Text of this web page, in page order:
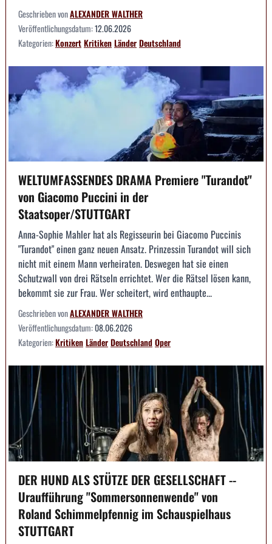
Geschrieben vonALEXANDER WALTHER
Veröffentlichungsdatum:12.06.2026
Kategorien:KonzertKritikenLänderDeutschland
WELTUMFASSENDES DRAMA Premiere "Turandot"
von Giacomo Puccini in der
Staatsoper/STUTTGART
Anna-Sophie Mahler hat als Regisseurin bei Giacomo Puccinis
"Turandot" einen ganz neuen Ansatz. Prinzessin Turandot will sich
nicht mit einem Mann verheiraten. Deswegen hat sie einen
Schutzwall von drei Rätseln errichtet. Wer die Rätsel lösen kann,
bekommt sie zur Frau. Wer scheitert, wird enthaupte...
Geschrieben vonALEXANDER WALTHER
Veröffentlichungsdatum:08.06.2026
Kategorien:KritikenLänderDeutschlandOper
DER HUND ALS STÜTZE DER GESELLSCHAFT --
Uraufführung "Sommersonnenwende" von
Roland Schimmelpfennig im Schauspielhaus
STUTTGART